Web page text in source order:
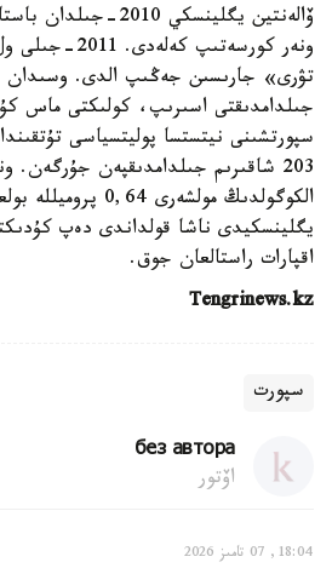
ۆالەنتين يگلينسكي
ونەر كورسەتىپ
تۋرى» جارىسىن جەڭىپ الدى. وسىدان
جىلدامدىقتى اسىرىپ، كولىكتى ماس
سپورتشىنى نيتستسا پوليتسياسى
203 شاقىرىم جىلدامدىقپەن جۇرگەن.
الكوگولدىڭ
يگلينسكيدى ناشا قولداندى دەپ
اقپارات راستالعان جوق.
Tengrinews.kz
سپورت
без автора
اۆتور
18:04, 07 تامىز 2026